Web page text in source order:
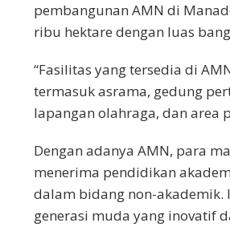
pembangunan AMN di
ribu hektare dengan luas
“Fasilitas yang tersedia di
termasuk asrama, gedung
lapangan olahraga, dan area
Dengan adanya AMN, para
menerima pendidikan
dalam bidang non-
generasi muda yang inovatif